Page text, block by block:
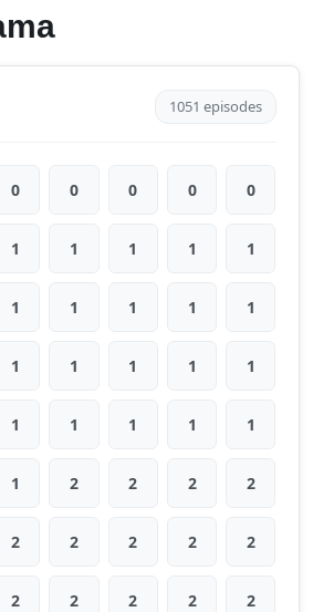
1051 episodes
0 0 0 0 0
1 1 1 1 1
1 1 1 1 1
1 1 1 1 1
1 1 1 1 1
1 2 2 2 2
2 2 2 2 2
2 2 2 2 2